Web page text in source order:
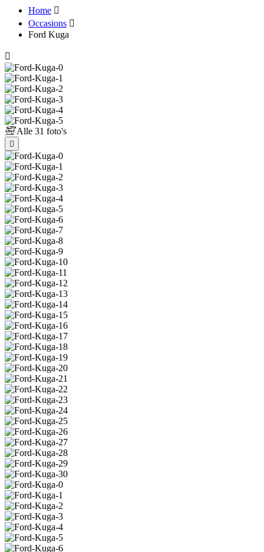
Home
Occasions
Ford Kuga
Alle 31 foto's